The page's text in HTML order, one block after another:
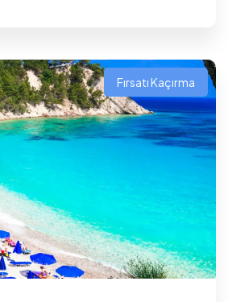
Fırsatı Kaçırma